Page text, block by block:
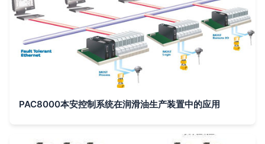
PAC8000本安控制系统在润滑油生产装置中的应用